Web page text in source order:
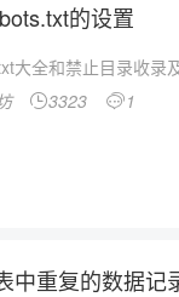
的设置
大全和禁止目录收录
3323 1
中重复的数据记